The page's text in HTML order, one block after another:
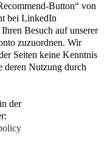
Button“ von
bei LinkedIn
Besuch auf unserer
zuzuordnen. Wir
Seiten keine Kenntnis
deren Nutzung durch
der